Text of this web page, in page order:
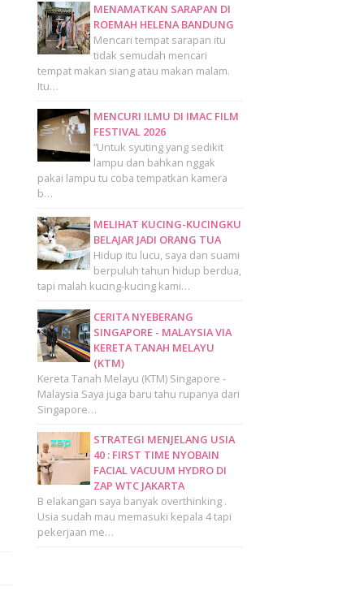
MENAMATKAN SARAPAN DI
ROEMAH HELENA BANDUNG
Mencari tempat sarapan itu
tidak semudah mencari
tempat makan siang atau makan malam.
Itu…
MENCURI ILMU DI IMAC FILM
FESTIVAL 2026
“Untuk syuting yang sedikit
lampu dan bahkan nggak
pakai lampu tu coba tempatkan kamera
b…
MELIHAT KUCING-KUCINGKU
BELAJAR JADI ORANG TUA
Hidup itu lucu, saya dan suami
berpuluh tahun hidup berdua,
tapi malah kucing-kucing kami…
CERITA NYEBERANG
SINGAPORE - MALAYSIA VIA
KERETA TANAH MELAYU
(KTM)
Kereta Tanah Melayu (KTM) Singapore -
Malaysia Saya juga baru tahu rupanya dari
Singapore…
STRATEGI MENJELANG USIA
40 : FIRST TIME NYOBAIN
FACIAL VACUUM HYDRO DI
ZAP WTC JAKARTA
B elakangan saya banyak overthinking .
Usia sudah mau memasuki kepala 4 tapi
pekerjaan me…